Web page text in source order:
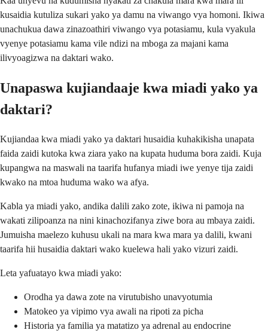
kusaidia kutuliza sukari yako ya damu na viwango vya homoni. Ikiwa
unachukua dawa zinazoathiri viwango vya potasiamu, kula vyakula
vyenye potasiamu kama vile ndizi na mboga za majani kama
ilivyoagizwa na daktari wako.
Unapaswa kujiandaaje kwa miadi yako ya
daktari?
Kujiandaa kwa miadi yako ya daktari husaidia kuhakikisha unapata
faida zaidi kutoka kwa ziara yako na kupata huduma bora zaidi. Kuja
kupangwa na maswali na taarifa hufanya miadi iwe yenye tija zaidi
kwako na mtoa huduma wako wa afya.
Kabla ya miadi yako, andika dalili zako zote, ikiwa ni pamoja na
wakati zilipoanza na nini kinachozifanya ziwe bora au mbaya zaidi.
Jumuisha maelezo kuhusu ukali na mara kwa mara ya dalili, kwani
taarifa hii husaidia daktari wako kuelewa hali yako vizuri zaidi.
Leta yafuatayo kwa miadi yako:
Orodha ya dawa zote na virutubisho unavyotumia
Matokeo ya vipimo vya awali na ripoti za picha
Historia ya familia ya matatizo ya adrenal au endocrine